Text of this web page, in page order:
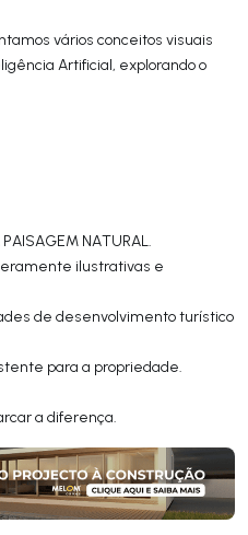
vários conceitos visuais
Artificial, explorando o
NATURAL.
ilustrativas e
de desenvolvimento turístico
para a propriedade.
a diferença.